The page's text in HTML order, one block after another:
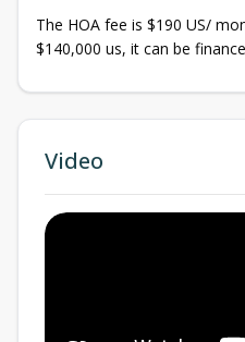
The HOA fee is $190 US/
$140,000 us, it can be
Video